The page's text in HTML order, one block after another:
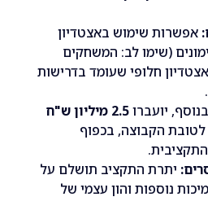
באצטדיון
לב: המשחקים
שעומד בדרישות
2.5 מיליון ש"ח
בכפוף
תושלם על
והון עצמי של